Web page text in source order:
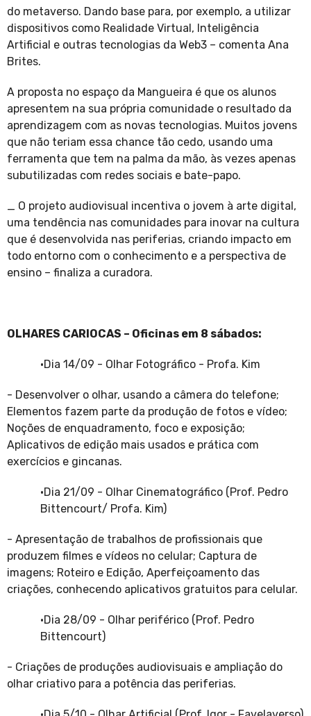
do metaverso. Dando base para, por exemplo, a utilizar
dispositivos como Realidade Virtual, Inteligência
Artificial e outras tecnologias da Web3 – comenta Ana
Brites.
A proposta no espaço da Mangueira é que os alunos
apresentem na sua própria comunidade o resultado da
aprendizagem com as novas tecnologias. Muitos jovens
que não teriam essa chance tão cedo, usando uma
ferramenta que tem na palma da mão, às vezes apenas
subutilizadas com redes sociais e bate-papo.
_ O projeto audiovisual incentiva o jovem à arte digital,
uma tendência nas comunidades para inovar na cultura
que é desenvolvida nas periferias, criando impacto em
todo entorno com o conhecimento e a perspectiva de
ensino – finaliza a curadora.
OLHARES CARIOCAS – Oficinas em 8 sábados:
·Dia 14/09 - Olhar Fotográfico - Profa. Kim
- Desenvolver o olhar, usando a câmera do telefone;
Elementos fazem parte da produção de fotos e vídeo;
Noções de enquadramento, foco e exposição;
Aplicativos de edição mais usados e prática com
exercícios e gincanas.
·Dia 21/09 - Olhar Cinematográfico (Prof. Pedro
Bittencourt/ Profa. Kim)
- Apresentação de trabalhos de profissionais que
produzem filmes e vídeos no celular; Captura de
imagens; Roteiro e Edição, Aperfeiçoamento das
criações, conhecendo aplicativos gratuitos para celular.
·Dia 28/09 - Olhar periférico (Prof. Pedro
Bittencourt)
- Criações de produções audiovisuais e ampliação do
olhar criativo para a potência das periferias.